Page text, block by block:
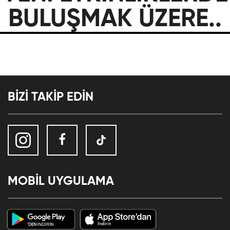
BULUŞMAK ÜZERE..
BİZİ TAKİP EDİN
MOBİL UYGULAMA